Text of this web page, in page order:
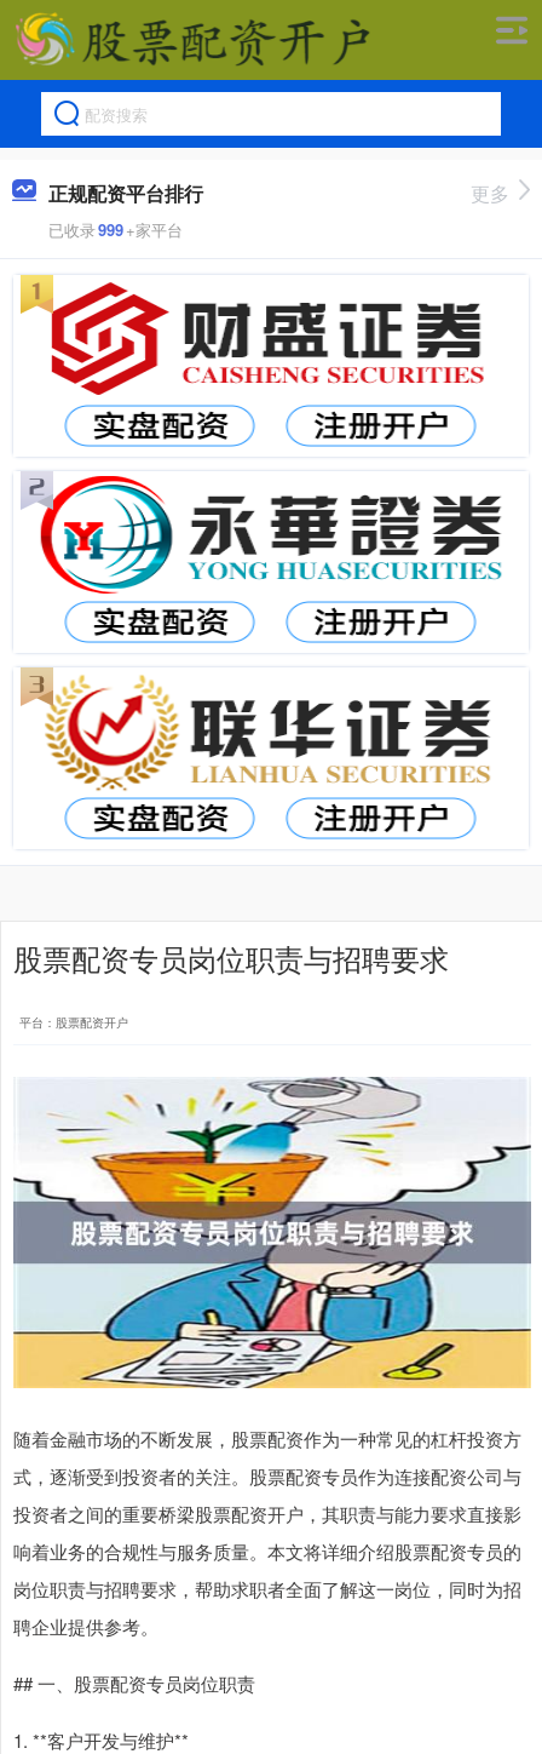
正规配资平台排行
已收录999+家平台
更多
股票配资专员岗位职责与招聘要求
平台：股票配资开户
随着金融市场的不断发展，股票配资作为一种常见的杠杆投资方
式，逐渐受到投资者的关注。股票配资专员作为连接配资公司与
投资者之间的重要桥梁股票配资开户，其职责与能力要求直接影
响着业务的合规性与服务质量。本文将详细介绍股票配资专员的
岗位职责与招聘要求，帮助求职者全面了解这一岗位，同时为招
聘企业提供参考。
## 一、股票配资专员岗位职责
1. **客户开发与维护**